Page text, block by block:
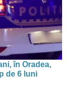
în Oradea,
de 6 luni